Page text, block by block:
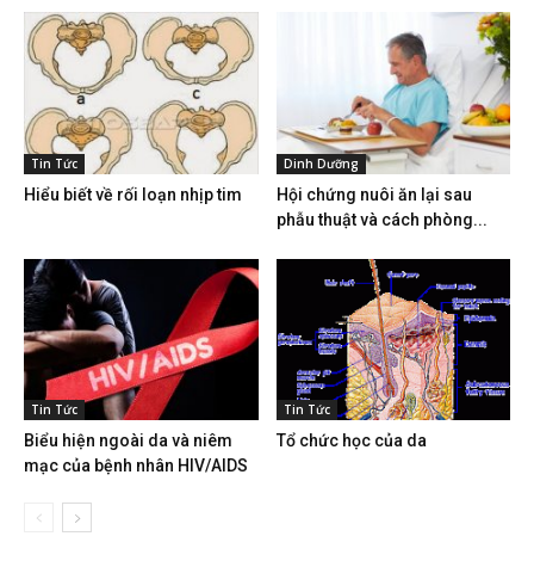
Tin Tức
Hiểu biết về rối loạn nhịp tim
Dinh Dưỡng
Hội chứng nuôi ăn lại sau
phẫu thuật và cách phòng...
Tin Tức
Biểu hiện ngoài da và niêm
mạc của bệnh nhân HIV/AIDS
Tin Tức
Tổ chức học của da